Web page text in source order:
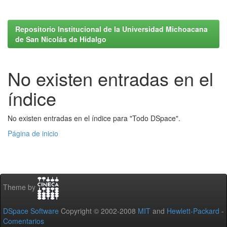
Repositorio Institucional de la Universidad Michoacana
de San Nicolás de Hidalgo
No existen entradas en el
índice
No existen entradas en el índice para "Todo DSpace".
Página de inicio
Theme by
DSpace Software Copyright © 2002-2008 MIT and Hewlett-Packard -
Comentarios